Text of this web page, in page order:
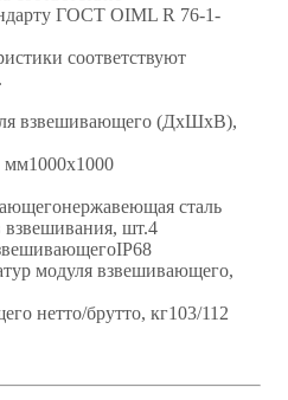
ГОСТ OIML R 76-1-
соответствуют
взвешивающего (ДхШхВ),
сталь
шт.4
модуля взвешивающего,
нетто/брутто, кг103/112